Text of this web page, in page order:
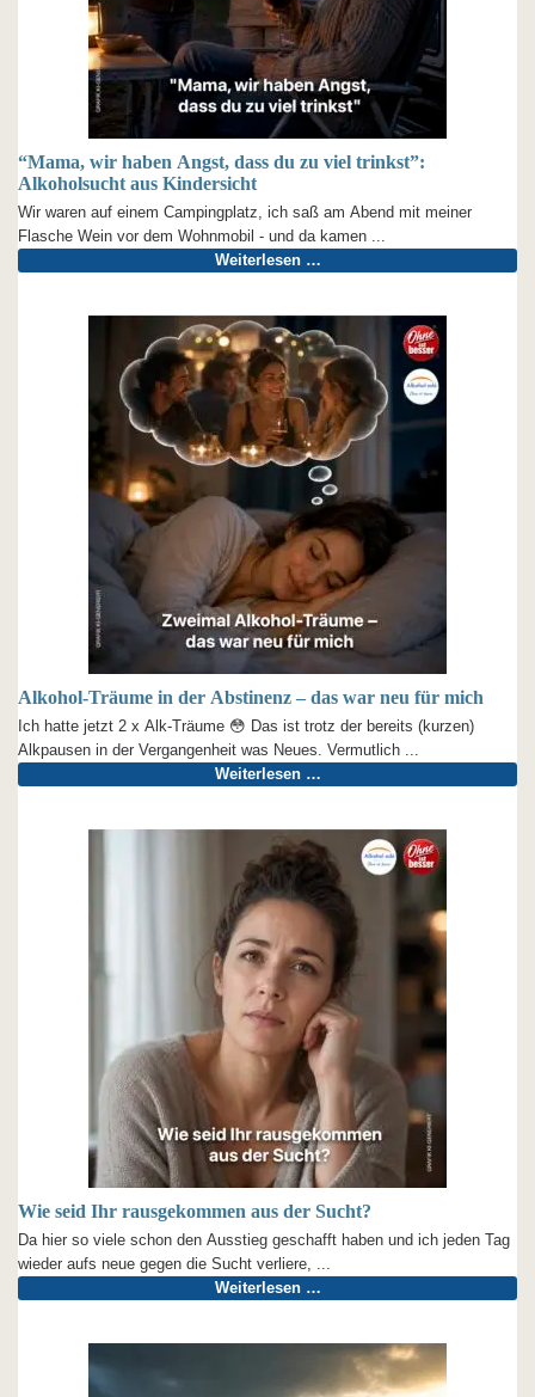
“Mama, wir haben Angst, dass du zu viel trinkst”:
Alkoholsucht aus Kindersicht
Wir waren auf einem Campingplatz, ich saß am Abend mit meiner
Flasche Wein vor dem Wohnmobil - und da kamen ...
Weiterlesen …
Alkohol-Träume in der Abstinenz – das war neu für mich
Ich hatte jetzt 2 x Alk-Träume 😳 Das ist trotz der bereits (kurzen)
Alkpausen in der Vergangenheit was Neues. Vermutlich ...
Weiterlesen …
Wie seid Ihr rausgekommen aus der Sucht?
Da hier so viele schon den Ausstieg geschafft haben und ich jeden Tag
wieder aufs neue gegen die Sucht verliere, ...
Weiterlesen …